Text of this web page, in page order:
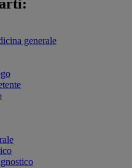
generale